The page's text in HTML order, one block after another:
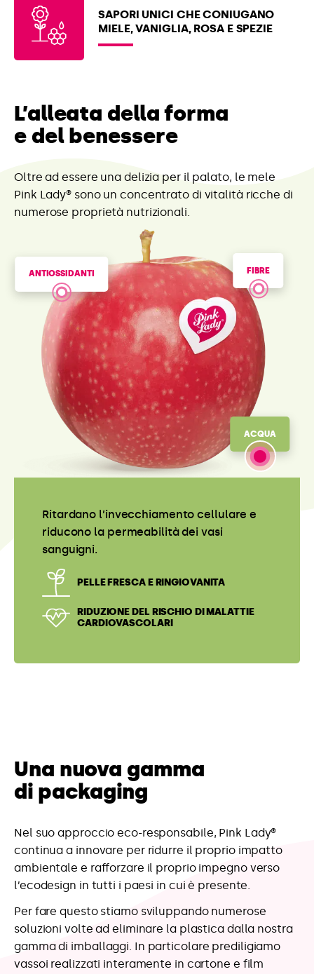
SAPORI UNICI CHE CONIUGANO
MIELE, VANIGLIA, ROSA E SPEZIE
L’alleata della forma
e del benessere
Oltre ad essere una delizia per il palato, le mele
Pink Lady® sono un concentrato di vitalità ricche di
numerose proprietà nutrizionali.
ANTIOSSIDANTI
ACQUA
FIBRE
Le mele Pink Lady® contengono l’80% di
acqua.
Una nuova gamma
di packaging
Nel suo approccio eco-responsabile, Pink Lady®
continua a innovare per ridurre il proprio impatto
ambientale e rafforzare il proprio impegno verso
l’ecodesign in tutti i paesi in cui è presente.
Per fare questo stiamo sviluppando numerose
soluzioni volte ad eliminare la plastica dalla nostra
gamma di imballaggi. In particolare prediligiamo
vassoi realizzati interamente in cartone e film